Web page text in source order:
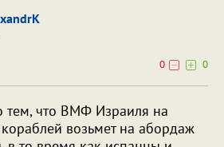
0
0
тем, что ВМФ Израиля на
возьмет на абордаж